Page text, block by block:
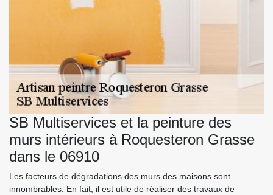
SB Multiservices et la peinture des
murs intérieurs à Roquesteron Grasse
dans le 06910
Les facteurs de dégradations des murs des maisons sont
innombrables. En fait, il est utile de réaliser des travaux de